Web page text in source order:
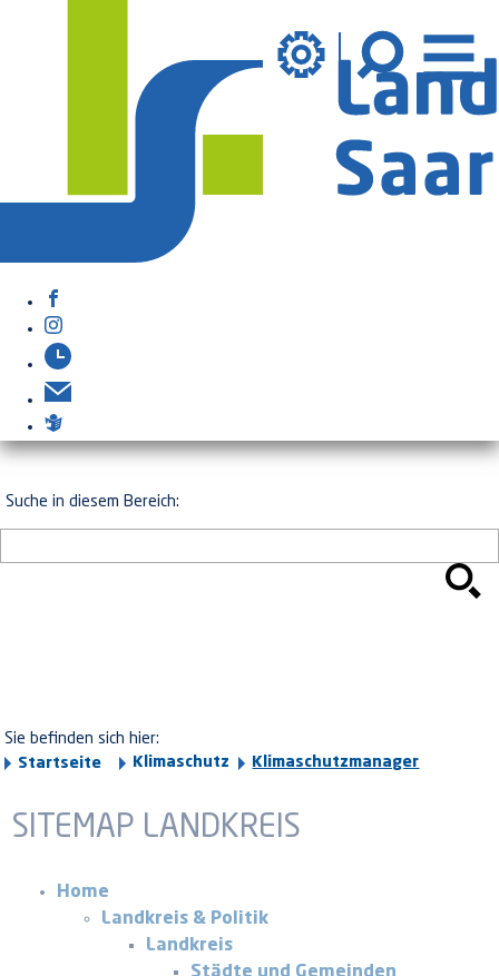
Suche in diesem Bereich:
Sie befinden sich hier:
Startseite
Klimaschutz Klimaschutzmanager
SITEMAP LANDKREIS
Home
Landkreis & Politik
Landkreis